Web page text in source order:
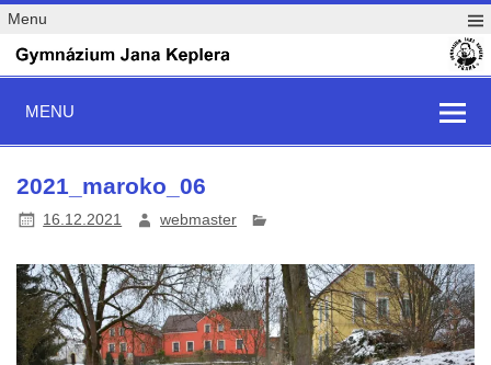
Menu
MENU
2021_maroko_06
16.12.2021 webmaster